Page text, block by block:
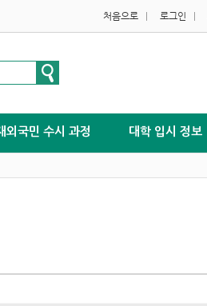
처음으로 로그인
외국민 수시 과정 대학 입시 정보